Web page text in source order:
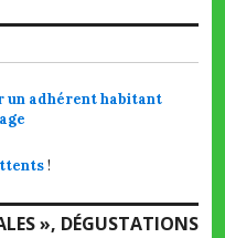
un adhérent habitant
!
», DÉGUSTATIONS